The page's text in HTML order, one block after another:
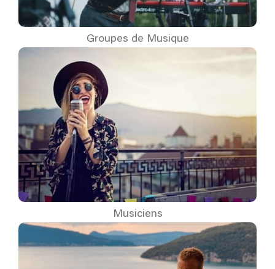
Groupes de Musique
Musiciens